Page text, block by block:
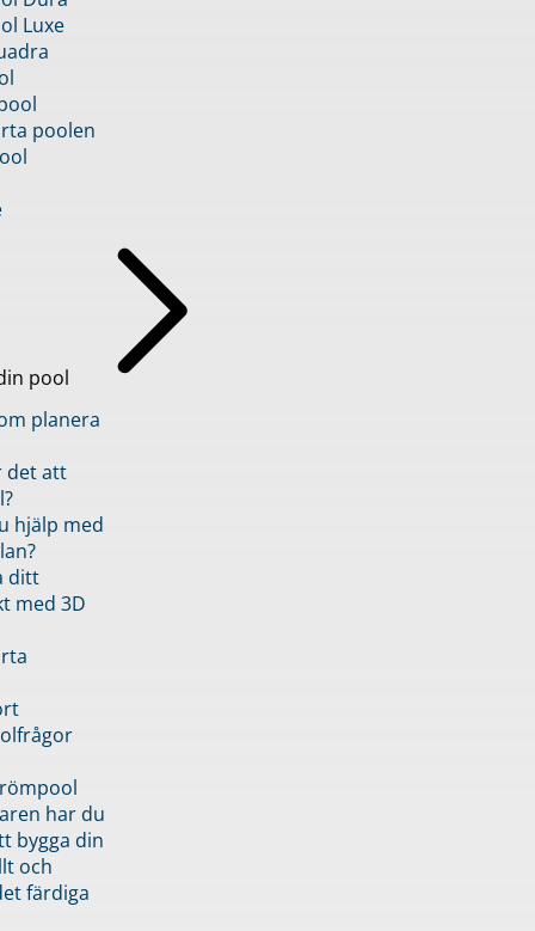
Luxe
poolen
pool
planera
det att
hjälp med
ditt
med 3D
har du
bygga din
och
färdiga